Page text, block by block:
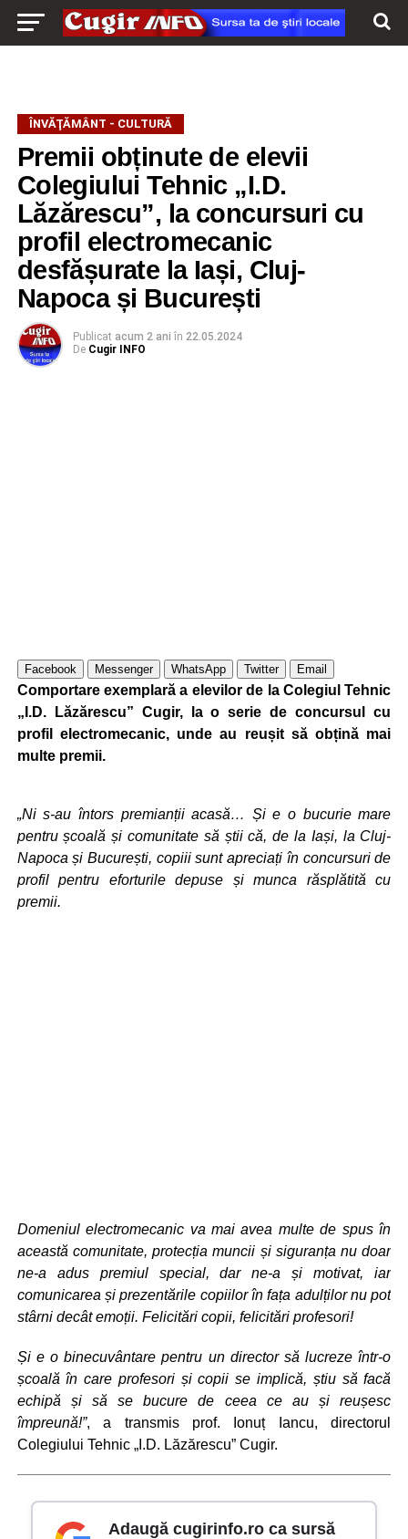
ÎNVĂŢĂMÂNT - CULTURĂ
Premii obținute de elevii
Colegiului Tehnic „I.D.
Lăzărescu”, la concursuri cu
profil electromecanic
desfășurate la Iași, Cluj-
Napoca și București
Publicat acum 2 ani în 22.05.2024
De Cugir INFO
Facebook Messenger WhatsApp Twitter Email
Comportare exemplară a elevilor de la Colegiul Tehnic
„I.D. Lăzărescu” Cugir, la o serie de concursul cu
profil electromecanic, unde au reușit să obțină mai
multe premii.
„Ni s-au întors premianții acasă… Și e o bucurie mare
pentru școală și comunitate să știi că, de la Iași, la Cluj-
Napoca și București, copiii sunt apreciați în concursuri de
profil pentru eforturile depuse și munca răsplătită cu
premii.
Domeniul electromecanic va mai avea multe de spus în
această comunitate, protecția muncii și siguranța nu doar
ne-a adus premiul special, dar ne-a și motivat, iar
comunicarea și prezentările copiilor în fața adulților nu pot
stârni decât emoții. Felicitări copii, felicitări profesori!
Și e o binecuvântare pentru un director să lucreze într-o
școală în care profesori și copii se implică, știu să facă
echipă și să se bucure de ceea ce au și reușesc
împreună!”, a transmis prof. Ionuț Iancu, directorul
Colegiului Tehnic „I.D. Lăzărescu” Cugir.
Adaugă cugirinfo.ro ca sursă